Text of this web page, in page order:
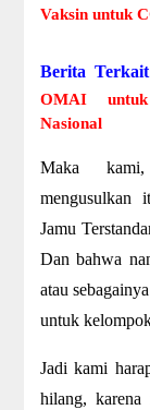
Vaksin untuk
Berita
OMAI
Nasional
Maka
mengusulkan
Jamu
Dan bahwa
atau
untuk
Jadi kami
hilang, karena